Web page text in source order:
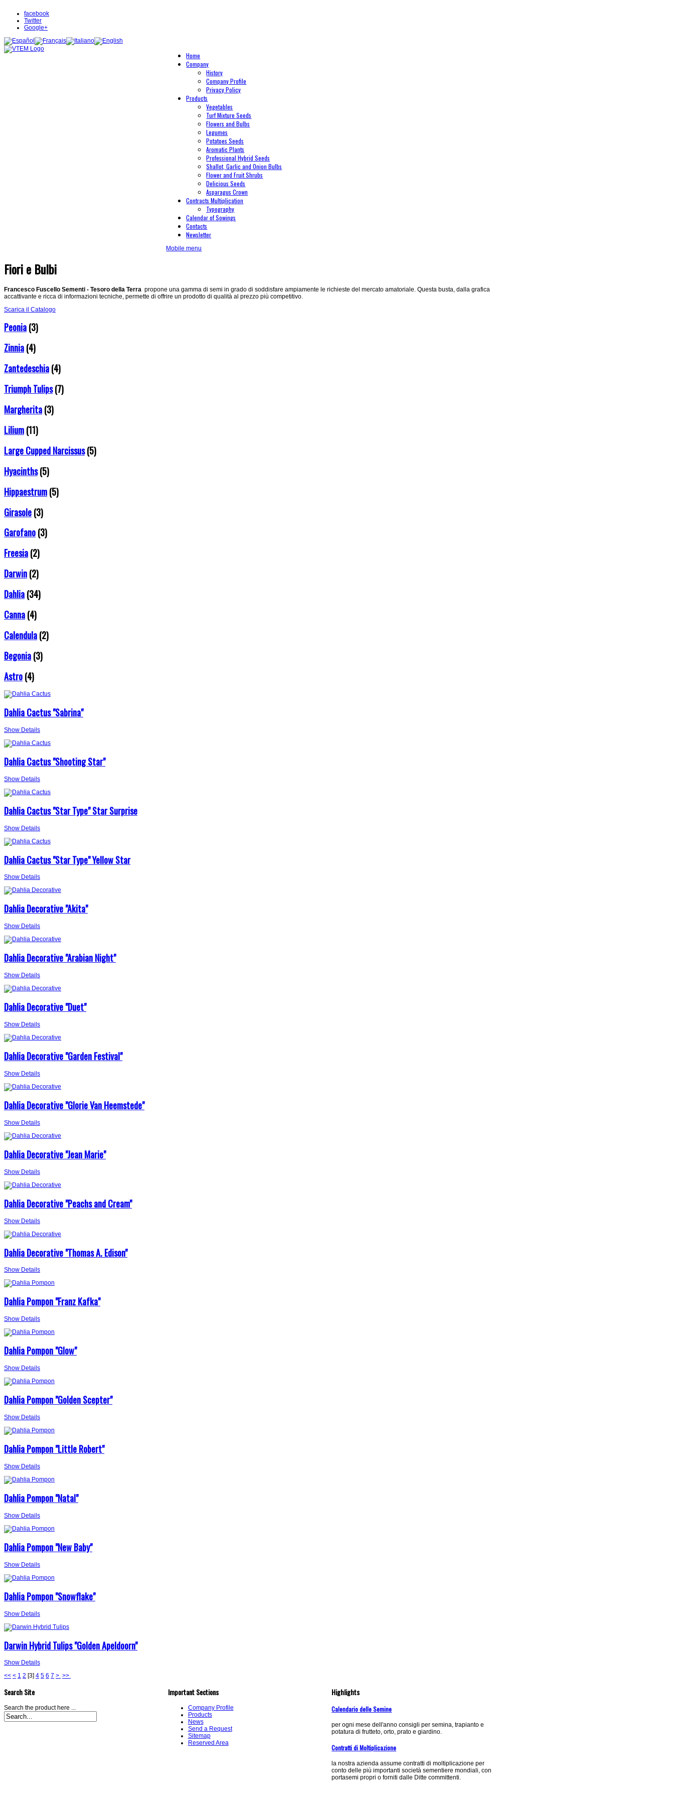
facebook
Twitter
Google+
Home
Company
History
Company Profile
Privacy Policy
Products
Vegetables
Turf Mixture Seeds
Flowers and Bulbs
Legumes
Potatoes Seeds
Aromatic Plants
Professional Hybrid Seeds
Shallot, Garlic and Onion Bulbs
Flower and Fruit Shrubs
Delicious Seeds
Asparagus Crown
Contracts Multiplication
Typography
Calendar of Sowings
Contacts
Newsletter
Mobile menu
Fiori e Bulbi
Francesco Fuscello Sementi - Tesoro della Terra propone una gamma di semi in grado di soddisfare ampiamente le richieste del mercato amatoriale. Questa busta, dalla grafica
accattivante e ricca di informazioni tecniche, permette di offrire un prodotto di qualità al prezzo più competitivo.
Scarica il Catalogo
Peonia(3)
Zinnia(4)
Zantedeschia(4)
Triumph Tulips(7)
Margherita(3)
Lilium(11)
Large Cupped Narcissus(5)
Hyacinths(5)
Hippaestrum(5)
Girasole(3)
Garofano(3)
Freesia(2)
Darwin(2)
Dahlia(34)
Canna(4)
Calendula(2)
Begonia(3)
Astro(4)
Dahlia Cactus "Sabrina"
Show Details
Dahlia Cactus "Shooting Star"
Show Details
Dahlia Cactus "Star Type" Star Surprise
Show Details
Dahlia Cactus "Star Type" Yellow Star
Show Details
Dahlia Decorative "Akita"
Show Details
Dahlia Decorative "Arabian Night"
Show Details
Dahlia Decorative "Duet"
Show Details
Dahlia Decorative "Garden Festival"
Show Details
Dahlia Decorative "Glorie Van Heemstede"
Show Details
Dahlia Decorative "Jean Marie"
Show Details
Dahlia Decorative "Peachs and Cream"
Show Details
Dahlia Decorative "Thomas A. Edison"
Show Details
Dahlia Pompon "Franz Kafka"
Show Details
Dahlia Pompon "Glow"
Show Details
Dahlia Pompon "Golden Scepter"
Show Details
Dahlia Pompon "Little Robert"
Show Details
Dahlia Pompon "Natal"
Show Details
Dahlia Pompon "New Baby"
Show Details
Dahlia Pompon "Snowflake"
Show Details
Darwin Hybrid Tulips "Golden Apeldoorn"
Show Details
<< < 1 2 [3] 4 5 6 7 > >>
Search Site
Search the product here ...
Important Sections
Company Profile
Products
News
Send a Request
Sitemap
Reserved Area
Highlights
Calendario delle Semine
per ogni mese dell'anno consigli per semina, trapianto e
potatura di frutteto, orto, prato e giardino.
Contratti di Moltiplicazione
la nostra azienda assume contratti di moltiplicazione per
conto delle più importanti società sementiere mondiali, con
portasemi propri o forniti dalle Ditte committenti.